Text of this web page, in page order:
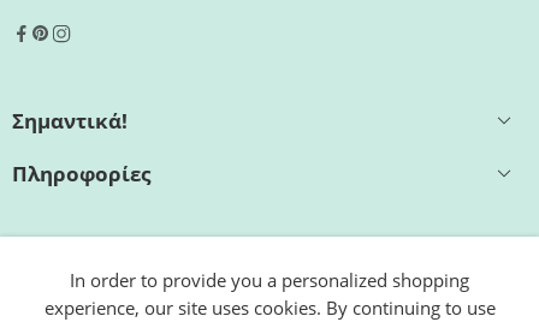
Σημαντικά!
Πληροφορίες
In order to provide you a personalized shopping
experience, our site uses cookies. By continuing to use